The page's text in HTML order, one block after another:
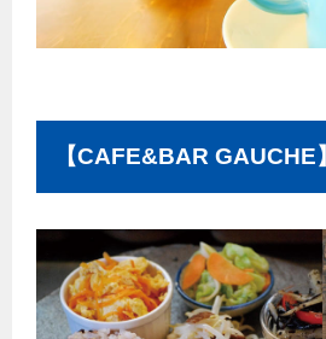
ガス工事について
道路・敷地内で工事をされる皆さまへ
安全対策
ガスメーターの役割と安全機能
プロパンガスから都市ガスへの切り替
衣類乾燥機
ガスファンヒーター
ガス温水床暖房・ルームヒーター
【CAFE&BAR GAUCHE】